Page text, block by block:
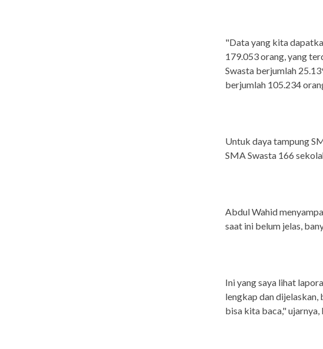
"Data yang kita
179.053 orang, yang
Swasta berjumlah
berjumlah 105.234
Untuk daya tampung
SMA Swasta 166
Abdul Wahid
saat ini belum jelas,
Ini yang saya lihat
lengkap dan
bisa kita baca,"